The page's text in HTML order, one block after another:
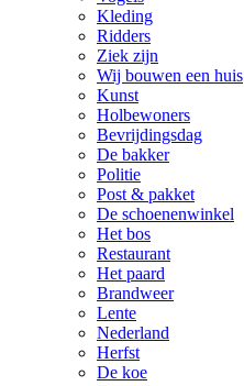
Kleding
Ridders
Ziek zijn
Wij bouwen een huis
Kunst
Holbewoners
Bevrijdingsdag
De bakker
Politie
Post & pakket
De schoenenwinkel
Het bos
Restaurant
Het paard
Brandweer
Lente
Nederland
Herfst
De koe